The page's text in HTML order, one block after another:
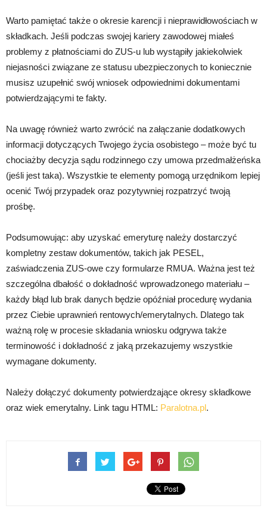
Warto pamiętać także o okresie karencji i nieprawidłowościach w
składkach. Jeśli podczas swojej kariery zawodowej miałeś
problemy z płatnościami do ZUS-u lub wystąpiły jakiekolwiek
niejasności związane ze statusu ubezpieczonych to koniecznie
musisz uzupełnić swój wniosek odpowiednimi dokumentami
potwierdzającymi te fakty.
Na uwagę również warto zwrócić na załączanie dodatkowych
informacji dotyczących Twojego życia osobistego – może być tu
chociażby decyzja sądu rodzinnego czy umowa przedmałżeńska
(jeśli jest taka). Wszystkie te elementy pomogą urzędnikom lepiej
ocenić Twój przypadek oraz pozytywniej rozpatrzyć twoją
prośbę.
Podsumowując: aby uzyskać emeryturę należy dostarczyć
kompletny zestaw dokumentów, takich jak PESEL,
zaświadczenia ZUS-owe czy formularze RMUA. Ważna jest też
szczególna dbałość o dokładność wprowadzonego materiału –
każdy błąd lub brak danych będzie opóźniał procedurę wydania
przez Ciebie uprawnień rentowych/emerytalnych. Dlatego tak
ważną rolę w procesie składania wniosku odgrywa także
terminowość i dokładność z jaką przekazujemy wszystkie
wymagane dokumenty.
Należy dołączyć dokumenty potwierdzające okresy składkowe
oraz wiek emerytalny. Link tagu HTML: Paralotna.pl.